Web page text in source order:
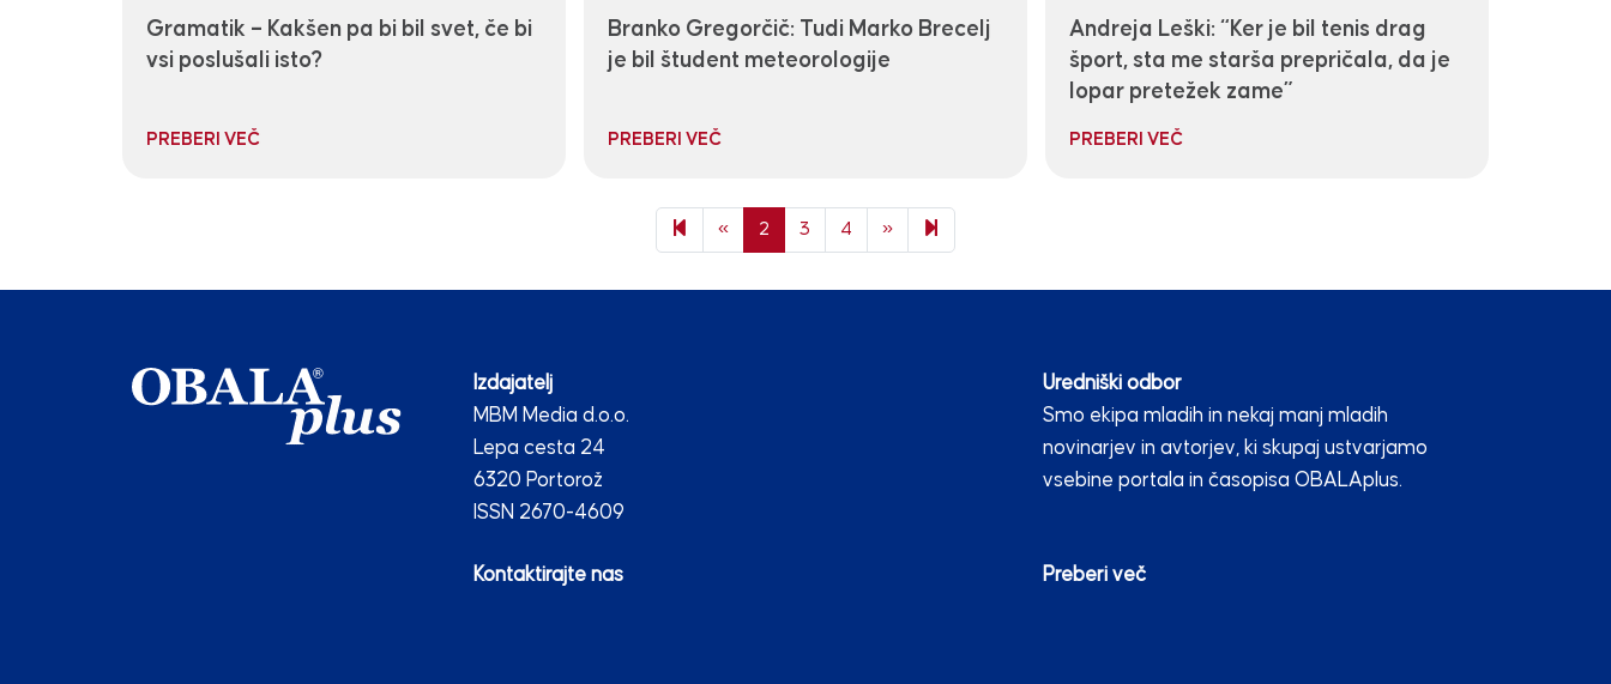
Gramatik – Kakšen pa bi bil svet, če bi
vsi poslušali isto?
PREBERI VEČ
Branko Gregorčič: Tudi Marko Brecelj
je bil študent meteorologije
PREBERI VEČ
Andreja Leški: “Ker je bil tenis drag
šport, sta me starša prepričala, da je
lopar pretežek zame”
PREBERI VEČ
«Previous page
2 3 4 »Next page
Izdajatelj
MBM Media d.o.o.
Lepa cesta 24
6320 Portorož
ISSN 2670-4609
Kontaktirajte nas
Uredniški odbor
Smo ekipa mladih in nekaj manj mladih
novinarjev in avtorjev, ki skupaj ustvarjamo
vsebine portala in časopisa OBALAplus.
Preberi več